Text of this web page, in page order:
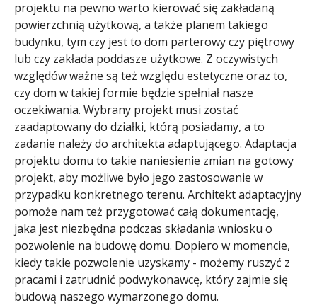
projektu na pewno warto kierować się zakładaną
powierzchnią użytkową, a także planem takiego
budynku, tym czy jest to dom parterowy czy piętrowy
lub czy zakłada poddasze użytkowe. Z oczywistych
względów ważne są też względu estetyczne oraz to,
czy dom w takiej formie będzie spełniał nasze
oczekiwania. Wybrany projekt musi zostać
zaadaptowany do działki, którą posiadamy, a to
zadanie należy do architekta adaptującego. Adaptacja
projektu domu to takie naniesienie zmian na gotowy
projekt, aby możliwe było jego zastosowanie w
przypadku konkretnego terenu. Architekt adaptacyjny
pomoże nam też przygotować całą dokumentację,
jaka jest niezbędna podczas składania wniosku o
pozwolenie na budowę domu. Dopiero w momencie,
kiedy takie pozwolenie uzyskamy - możemy ruszyć z
pracami i zatrudnić podwykonawcę, który zajmie się
budową naszego wymarzonego domu.